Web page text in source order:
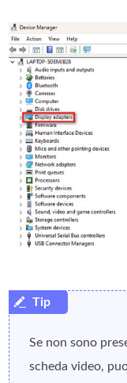
Se non sono
scheda video,